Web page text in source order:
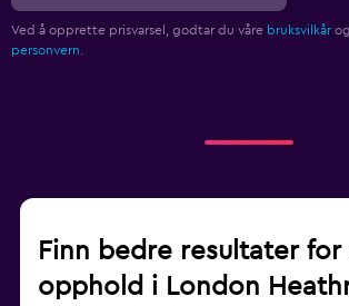
Ved å opprette prisvarsel, godtar du våre bruksvilkår og
personvern.
Finn bedre resultater
opphold i London